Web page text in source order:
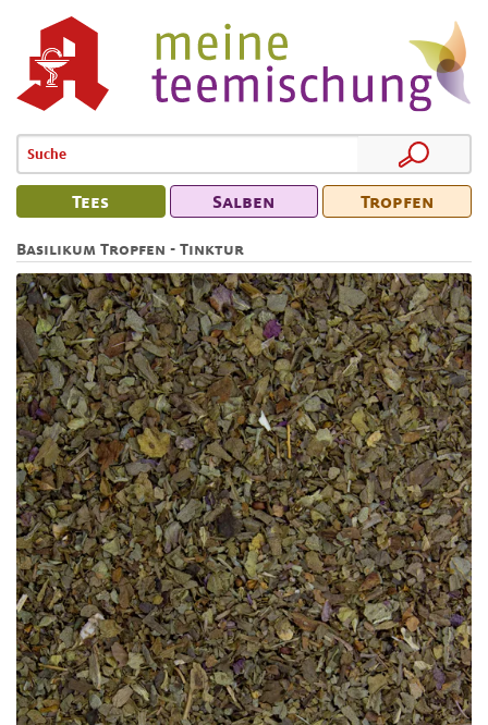
Tees Salben Tropfen
Basilikum Tropfen - Tinktur